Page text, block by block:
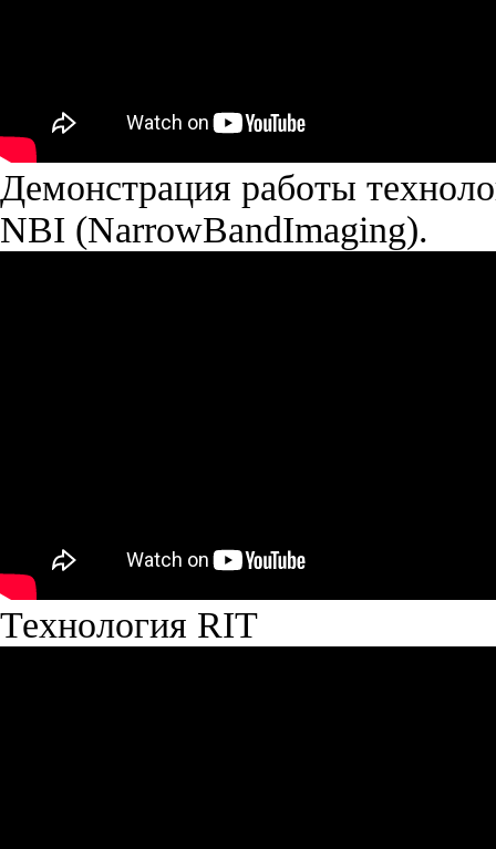
Демонстрация работы
NBI (NarrowBandImaging).
Технология RIT